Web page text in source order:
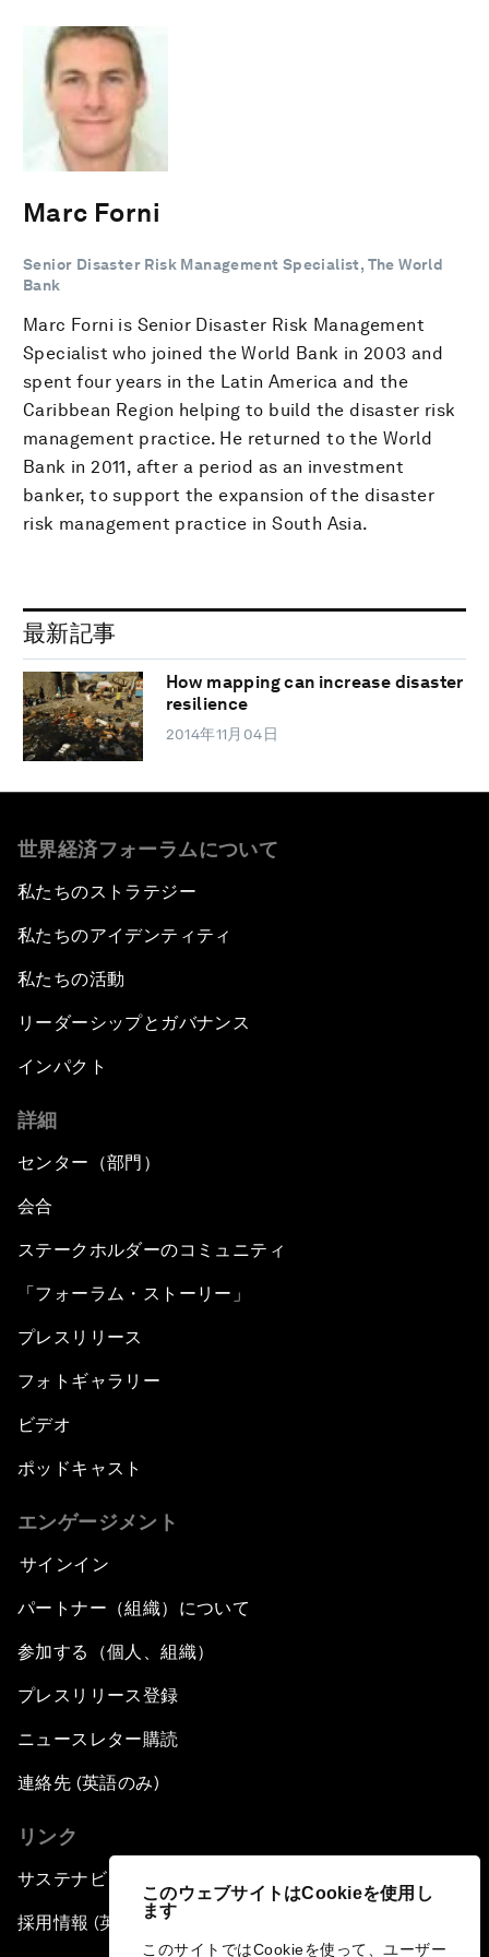
このウェブサイトはCookieを使用し
ます
このサイトではCookieを使って、ユーザー
Marc Forni
Senior Disaster Risk Management Specialist, The World
Bank
Marc Forni is Senior Disaster Risk Management
Specialist who joined the World Bank in 2003 and
spent four years in the Latin America and the
Caribbean Region helping to build the disaster risk
management practice. He returned to the World
Bank in 2011, after a period as an investment
banker, to support the expansion of the disaster
risk management practice in South Asia.
最新記事
How mapping can increase disaster
resilience
2014年11月04日
世界経済フォーラムについて
私たちのストラテジー
私たちのアイデンティティ
私たちの活動
リーダーシップとガバナンス
インパクト
詳細
センター（部門）
会合
ステークホルダーのコミュニティ
「フォーラム・ストーリー」
プレスリリース
フォトギャラリー
ビデオ
ポッドキャスト
エンゲージメント
サインイン
パートナー（組織）について
参加する（個人、組織）
プレスリリース登録
ニュースレター購読
連絡先 (英語のみ)
リンク
サステナビリティへの取り組み
採用情報 (英語のみ)